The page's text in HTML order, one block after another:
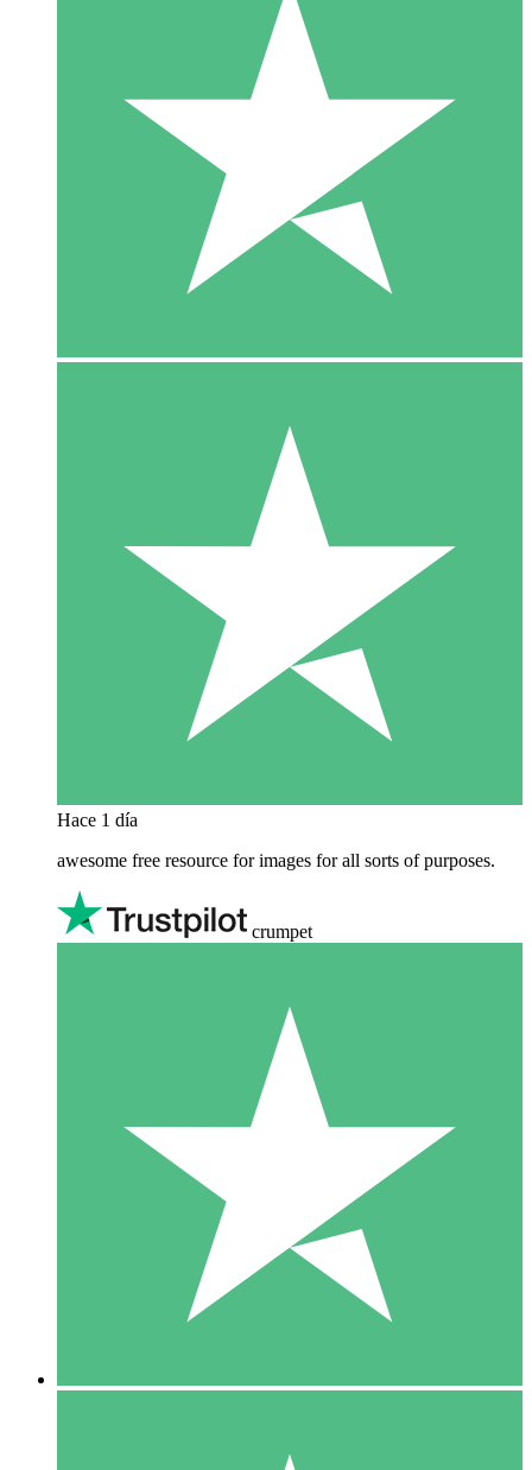
Hace 1 día
awesome free resource for images for all sorts of purposes.
crumpet